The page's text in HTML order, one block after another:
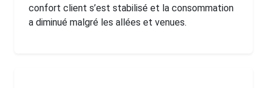
confort client s’est stabilisé et la consommation
a diminué malgré les allées et venues.